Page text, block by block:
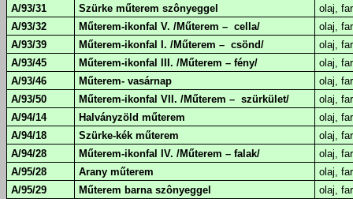
A/93/31
Szürke műterem szônyeggel
olaj,
A/93/32
Műterem-ikonfal V. /Műterem – cella/
olaj,
A/93/39
Műterem-ikonfal I. /Műterem – csönd/
olaj,
A/93/45
Műterem-ikonfal III. /Műterem – fény/
olaj,
A/93/46
Műterem- vasárnap
olaj,
A/93/50
Műterem-ikonfal VII. /Műterem – szürkület/
olaj,
A/94/14
Halványzöld műterem
olaj,
A/94/18
Szürke-kék műterem
olaj,
A/94/28
Műterem-ikonfal IV. /Műterem – falak/
olaj,
A/95/28
Arany műterem
olaj,
A/95/29
Műterem barna szônyeggel
olaj,